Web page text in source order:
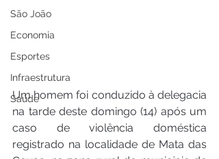
São João
Economia
Esportes
Infraestrutura
Saúde
Um homem foi conduzido à delegacia
na tarde deste domingo (14) após um
caso de violência doméstica
registrado na localidade de Mata das